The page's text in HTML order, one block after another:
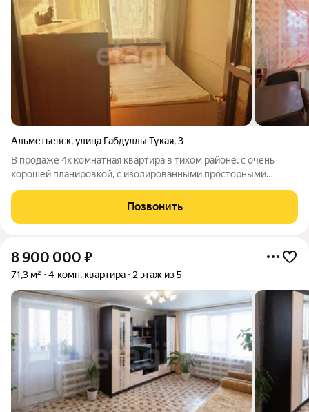
Альметьевск,улица Габдуллы Тукая,3
В продаже 4х комнатная квартира в тихом районе, с очень
хорошей планировкой, с изолированными просторными
хорошие. Потолки, полы и стены ровные, нужен
косметический ремонт, сделаете его под свой
Позвонить
8 900 000 ₽
71,3 м² 4-комн. квартира 2 этаж из 5